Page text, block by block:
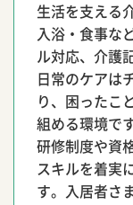
生活を支える
入浴・食事な
ル対応、介護
日常のケアは
り、困ったこ
組める環境です
研修制度や資
スキルを着実
す。入居者さ